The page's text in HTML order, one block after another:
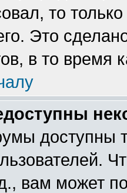
то
Это
в то время
доступны
вам может